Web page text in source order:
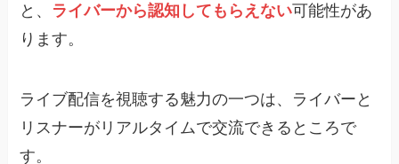
と、 ライバーから認知してもらえない可能性があ
ります。
ライブ配信を視聴する魅力の一つは、ライバーと
リスナーがリアルタイムで交流できるところで
す。